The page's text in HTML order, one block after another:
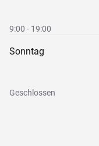
9:00 - 19:00
Sonntag
Geschlossen